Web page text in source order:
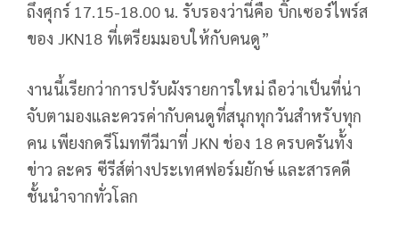
ถึงศุกร์ 17.15-18.00 น. รับรองว่านี่คือ บิ๊กเซอร์ไพร์ส
ของ JKN18 ที่เตรียมมอบให้กับคนดู”
งานนี้เรียกว่าการปรับผังรายการใหม่ ถือว่าเป็นที่น่า
จับตามองและควรค่ากับคนดูที่สนุกทุกวันสำหรับทุก
คน เพียงกดรีโมททีวีมาที่ JKN ช่อง 18 ครบครันทั้ง
ข่าว ละคร ซีรีส์ต่างประเทศฟอร์มยักษ์ และสารคดี
ชั้นนำจากทั่วโลก